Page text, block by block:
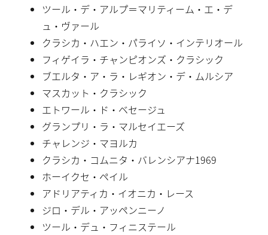
ツール・デ・アルプ＝マリティーム・エ・デ
ュ・ヴァール
クラシカ・ハエン・パライソ・インテリオール
フィゲイラ・チャンピオンズ・クラシック
ブエルタ・ア・ラ・レギオン・デ・ムルシア
マスカット・クラシック
エトワール・ド・ベセージュ
グランプリ・ラ・マルセイエーズ
チャレンジ・マヨルカ
クラシカ・コムニタ・バレンシアナ1969
ホーイクセ・ペイル
アドリアティカ・イオニカ・レース
ジロ・デル・アッペンニーノ
ツール・デュ・フィニステール